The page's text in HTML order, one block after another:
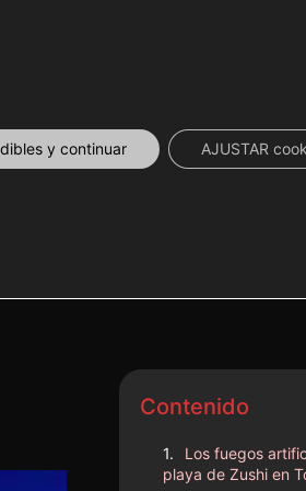
Contenido
Los fuegos
playa de Zushi en
y continuar AJUSTAR